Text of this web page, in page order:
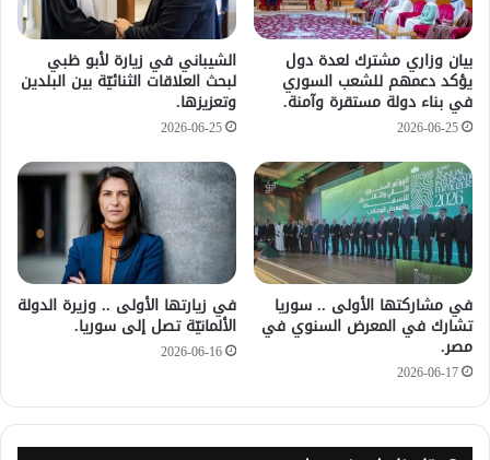
بيان وزاري مشترك لعدة دول
يؤكد دعمهم للشعب السوري
في بناء دولة مستقرة وآمنة.
2026-06-25
الشيباني في زيارة لأبو ظبي
لبحث العلاقات الثنائيّة بين البلدين
وتعزيزها.
2026-06-25
في مشاركتها الأولى .. سوريا
تشارك في المعرض السنوي في
مصر.
2026-06-17
في زيارتها الأولى .. وزيرة الدولة
الألمانيّة تصل إلى سوريا.
2026-06-16